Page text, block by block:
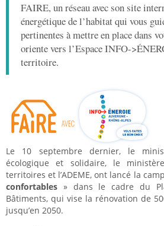
FAIRE, un réseau avec son site
énergétique de l’habitat qui vous
pertinentes à mettre en place dans
oriente vers l’Espace INFO-
territoire.
Le 10 septembre dernier, le
écologique et solidaire, le
territoires et l’ADEME, ont lancé la
confortables » dans le cadre du
Bâtiments, qui vise la rénovation de
jusqu’en 2050.